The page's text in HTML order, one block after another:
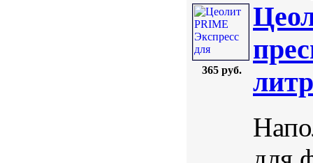
365 руб.
литр